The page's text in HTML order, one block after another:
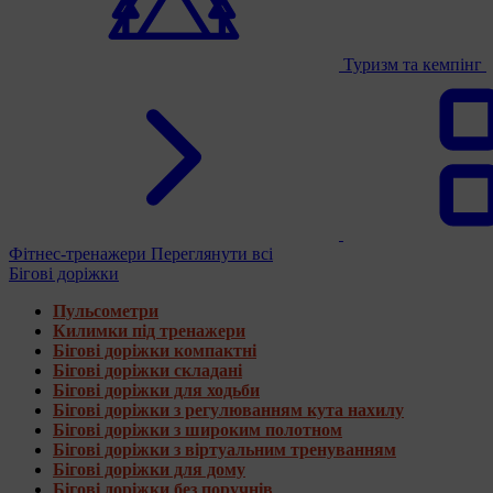
Туризм та кемпінг
Фітнес-тренажери Переглянути всі
Бігові доріжки
Пульсометри
Килимки під тренажери
Бігові доріжки компактні
Бігові доріжки складані
Бігові доріжки для ходьби
Бігові доріжки з регулюванням кута нахилу
Бігові доріжки з широким полотном
Бігові доріжки з віртуальним тренуванням
Бігові доріжки для дому
Бігові доріжки без поручнів